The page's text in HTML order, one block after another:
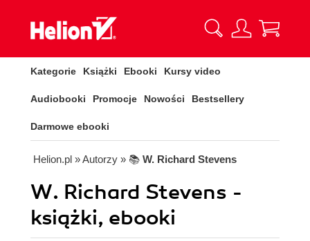
Kategorie Książki Ebooki Kursy video
Audiobooki Promocje Nowości Bestsellery
Darmowe ebooki
Helion.pl » Autorzy » 📚 W. Richard Stevens
W. Richard Stevens -
książki, ebooki